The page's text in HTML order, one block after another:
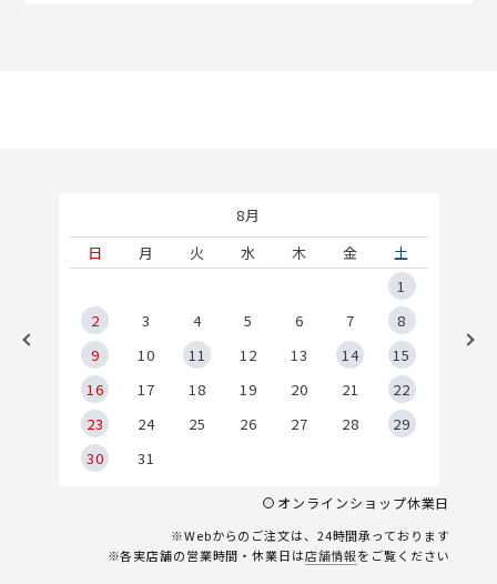
8月
日
月 火 水 木 金
土
1
2
3 4 5 6 7
8
9
10 11 12 13 14
15
16
17 18 19 20 21
22
23
24 25 26 27 28
29
30
31
オンラインショップ休業日
※Webからのご注文は、24時間承っております
※各実店舗の営業時間・休業日は店舗情報をご覧ください